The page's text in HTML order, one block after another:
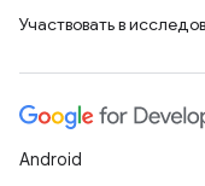
Участвовать в
Android